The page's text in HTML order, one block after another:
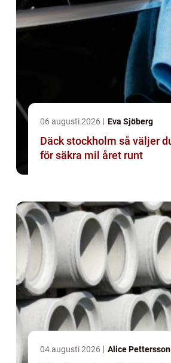
06 augusti 2026 Eva Sjöberg
Däck stockholm så väljer du rätt däck
för säkra mil året runt
04 augusti 2026 Alice Pettersson